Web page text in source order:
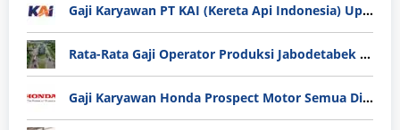
Gaji Karyawan PT KAI (Kereta Api Indonesia) Update 2025
Rata-Rata Gaji Operator Produksi Jabodetabek 2025: Bedah Tuntas UMK, Lemburan, dan Realita Hidup Buruh
Gaji Karyawan Honda Prospect Motor Semua Divisi